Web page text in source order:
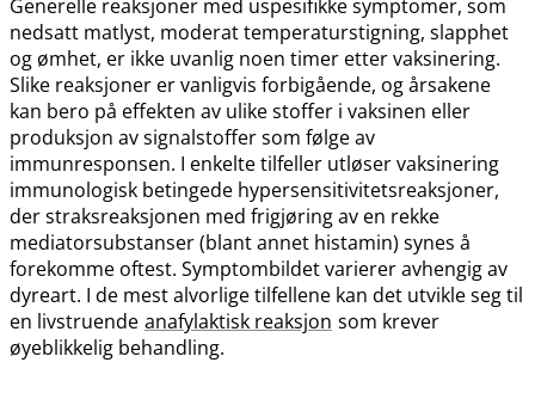
Generelle reaksjoner med uspesifikke symptomer, som
nedsatt matlyst, moderat temperaturstigning, slapphet
og ømhet, er ikke uvanlig noen timer etter vaksinering.
Slike reaksjoner er vanligvis forbigående, og årsakene
kan bero på effekten av ulike stoffer i vaksinen eller
produksjon av signalstoffer som følge av
immunresponsen. I enkelte tilfeller utløser vaksinering
immunologisk betingede hypersensitivitetsreaksjoner,
der straksreaksjonen med frigjøring av en rekke
mediatorsubstanser (blant annet histamin) synes å
forekomme oftest. Symptombildet varierer avhengig av
dyreart. I de mest alvorlige tilfellene kan det utvikle seg til
en livstruende anafylaktisk reaksjon som krever
øyeblikkelig behandling.